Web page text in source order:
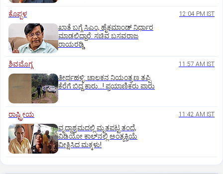
ಕೊಪ್ಪಳ 12:04 PM IST
ಖಾತೆ ಬಗ್ಗೆ ಸಿಎಂ, ಹೈಕಮಾಂಡ್ ನಿರ್ಧಾರ
ಮಾಡಲಿದ್ದಾರೆ: ಸಚಿವ ಬಸವರಾಜ
ರಾಯರಡ್ಡಿ
ಶಿವಮೊಗ್ಗ 11:57 AM IST
ತೀರ್ಥಹಳ್ಳಿ: ಚಾಲಕನ ನಿಯಂತ್ರಣ ತಪ್ಪಿ
ಕೆರೆಗೆ ಬಿದ್ದ ಕಾರು...! ಪ್ರಯಾಣಿಕರು ಪಾರು
ರಾಷ್ಟ್ರೀಯ 11:42 AM IST
ವೃದ್ಧಾಶ್ರಮದಲ್ಲಿ ಮೃತಪಟ್ಟ ತಂದೆ,
ವಿಡಿಯೋ ಕಾಲ್‌ನಲ್ಲಿ ಅಂತ್ಯಕ್ರಿಯೆ
ವೀಕ್ಷಿಸಿದ ಮಕ್ಕಳು!